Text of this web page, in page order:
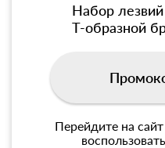
Набор
Т-образной
Перейдите на сайт